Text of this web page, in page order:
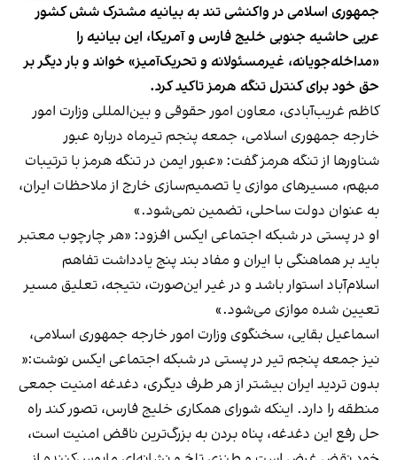
جمهوری اسلامی در واکنشی تند به بیانیه مشترک شش کشور
عربی حاشیه جنوبی خلیج فارس و آمریکا، این بیانیه را
«مداخله‌جویانه، غیرمسئولانه و تحریک‌آمیز» خواند و بار دیگر بر
حق خود برای کنترل تنگه هرمز تاکید کرد.
کاظم غریب‌آبادی، معاون امور حقوقی و بین‌المللی وزارت امور
خارجه جمهوری اسلامی، جمعه پنجم تیرماه درباره عبور
شناورها از تنگه هرمز گفت: «عبور ایمن در تنگه هرمز با ترتیبات
مبهم، مسیرهای موازی یا تصمیم‌سازی خارج از ملاحظات ایران،
به عنوان دولت‌ ساحلی، تضمین نمی‌شود.»
او در پستی در شبکه اجتماعی ایکس افزود: «هر چارچوب معتبر
باید بر هماهنگی با ایران و مفاد بند پنج یادداشت تفاهم
اسلام‌آباد استوار باشد و در غیر این‌صورت، نتیجه، تعلیق مسیر
تعیین شده موازی می‌شود.»
اسماعیل بقایی، سخنگوی وزارت امور خارجه جمهوری اسلامی،
نیز جمعه پنجم تیر در پستی در شبکه اجتماعی ایکس نوشت:«
‏بدون تردید ایران بیشتر از هر طرف دیگری، دغدغه امنیت جمعی
منطقه را دارد. اینکه شورای همکاری خلیج فارس، تصور کند راه
حل رفع این دغدغه، پناه بردن به بزرگ‌ترین ناقض امنیت است،